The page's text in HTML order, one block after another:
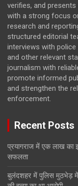
verifies, and
with a strong focus
research and
structured editorial
interviews with
and other relevant
journalism with
promote informed
and strengthen the
enforcement.
Recent Posts
प्रयागराज में एक लाख का
सफलता
बुलंदशहर में पुलिस मुठभेड़ में